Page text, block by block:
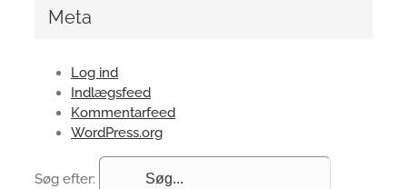
Meta
Log ind
Indlægsfeed
Kommentarfeed
WordPress.org
Søg efter: